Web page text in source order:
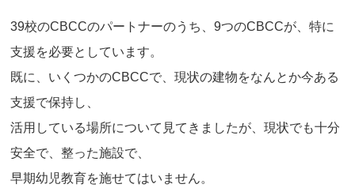
39校のCBCCのパートナーのうち、9つのCBCCが、特に
支援を必要としています。
既に、いくつかのCBCCで、現状の建物をなんとか今ある
支援で保持し、
活用している場所について見てきましたが、現状でも十分
安全で、整った施設で、
早期幼児教育を施せてはいません。